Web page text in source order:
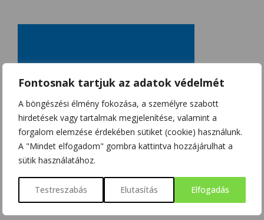
Fontosnak tartjuk az adatok védelmét
A böngészési élmény fokozása, a személyre szabott
hirdetések vagy tartalmak megjelenítése, valamint a
forgalom elemzése érdekében sütiket (cookie) használunk.
A "Mindet elfogadom" gombra kattintva hozzájárulhat a
sütik használatához.
Testreszabás Elutasítás Elfogadás